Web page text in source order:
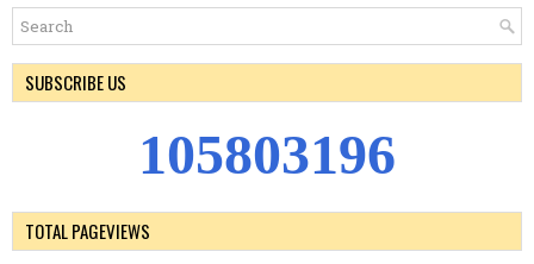
SUBSCRIBE US
105803196
TOTAL PAGEVIEWS